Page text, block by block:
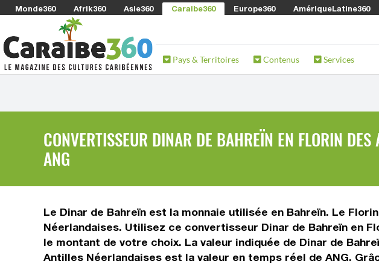
Monde360 Afrik360 Asie360 Caraibe360 Europe360 AmériqueLatine360
Pays & Territoires Contenus Services
CONVERTISSEUR DINAR DE BAHREÏN EN FLORIN
ANG
Le Dinar de Bahreïn est la monnaie utilisée en Bahreïn. Le
Néerlandaises. Utilisez ce convertisseur Dinar de Bahreïn en
le montant de votre choix. La valeur indiquée de Dinar de
Antilles Néerlandaises est la valeur en temps réel de ANG.